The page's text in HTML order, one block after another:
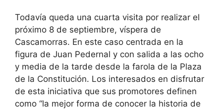
Todavía queda una cuarta visita por realizar el
próximo 8 de septiembre, víspera de
Cascamorras. En este caso centrada en la
figura de Juan Pedernal y con salida a las ocho
y media de la tarde desde la farola de la Plaza
de la Constitución. Los interesados en disfrutar
de esta iniciativa que sus promotores definen
como “la mejor forma de conocer la historia de